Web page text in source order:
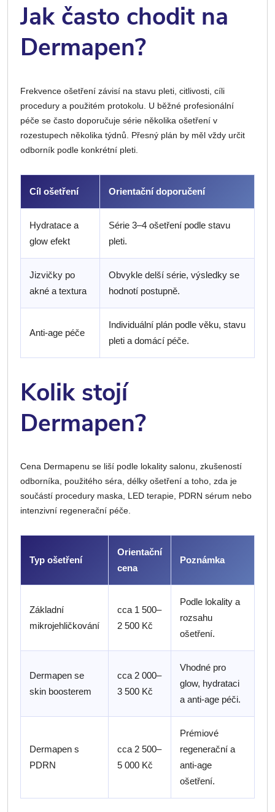
Jak často chodit na
Dermapen?
Frekvence ošetření závisí na stavu pleti, citlivosti, cíli
procedury a použitém protokolu. U běžné profesionální
péče se často doporučuje série několika ošetření v
rozestupech několika týdnů. Přesný plán by měl vždy určit
odborník podle konkrétní pleti.
Cíl ošetření Orientační doporučení
Hydratace a
glow efekt
Série 3–4 ošetření podle stavu
pleti.
Jizvičky po
akné a textura
Obvykle delší série, výsledky se
hodnotí postupně.
Anti-age péče
Individuální plán podle věku, stavu
pleti a domácí péče.
Kolik stojí
Dermapen?
Cena Dermapenu se liší podle lokality salonu, zkušeností
odborníka, použitého séra, délky ošetření a toho, zda je
součástí procedury maska, LED terapie, PDRN sérum nebo
intenzivní regenerační péče.
Typ ošetření
Orientační
cena
Poznámka
Základní
mikrojehličkování
cca 1 500–
2 500 Kč
Podle lokality a
rozsahu
ošetření.
Dermapen se
skin boosterem
cca 2 000–
3 500 Kč
Vhodné pro
glow, hydrataci
a anti-age péči.
Dermapen s
PDRN
cca 2 500–
5 000 Kč
Prémiové
regenerační a
anti-age
ošetření.